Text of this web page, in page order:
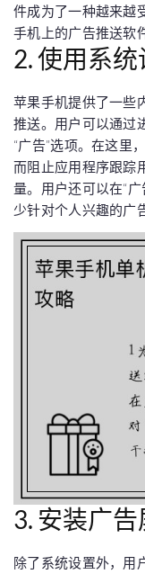
件成为了一种越来越
手机上的广告推送软
2. 使用系
苹果手机提供了一些
推送。用户可以通过
“广告”选项。在这里
而阻止应用程序跟踪
量。用户还可以在“
少针对个人兴趣的广
3. 安装广
除了系统设置外，用